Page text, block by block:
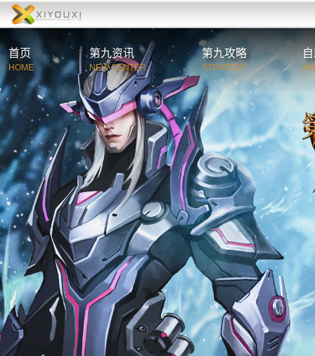
首页
HOME
第九资讯
NEW CENTER
第九攻略
STRATEGY
综合资讯
官方公告
游戏新闻
活动新闻
玩家必读
新
职